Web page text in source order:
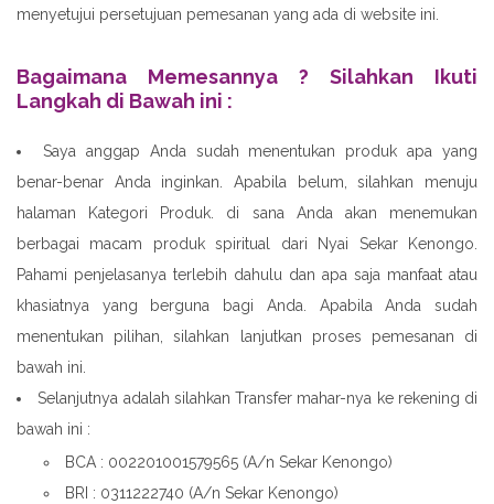
menyetujui persetujuan pemesanan yang ada di website ini.
Bagaimana Memesannya ? Silahkan Ikuti
Langkah di Bawah ini :
Saya anggap Anda sudah menentukan produk apa yang
benar-benar Anda inginkan. Apabila belum, silahkan menuju
halaman Kategori Produk. di sana Anda akan menemukan
berbagai macam produk spiritual dari Nyai Sekar Kenongo.
Pahami penjelasanya terlebih dahulu dan apa saja manfaat atau
khasiatnya yang berguna bagi Anda. Apabila Anda sudah
menentukan pilihan, silahkan lanjutkan proses pemesanan di
bawah ini.
Selanjutnya adalah silahkan Transfer mahar-nya ke rekening di
bawah ini :
BCA : 002201001579565 (A/n Sekar Kenongo)
BRI : 0311222740 (A/n Sekar Kenongo)